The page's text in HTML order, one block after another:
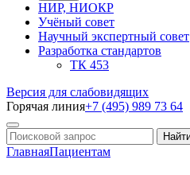
НИР, НИОКР
Учёный совет
Научный экспертный совет
Разработка стандартов
ТК 453
Версия для слабовидящих
Горячая линия+7 (495) 989 73 64
ГлавнаяПациентам